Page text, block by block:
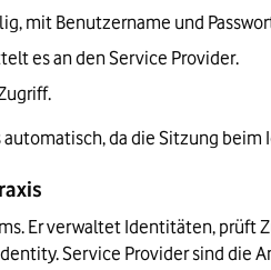
mit Benutzername und
es an den Service Provider.
da die Sitzung beim
Er verwaltet Identitäten,